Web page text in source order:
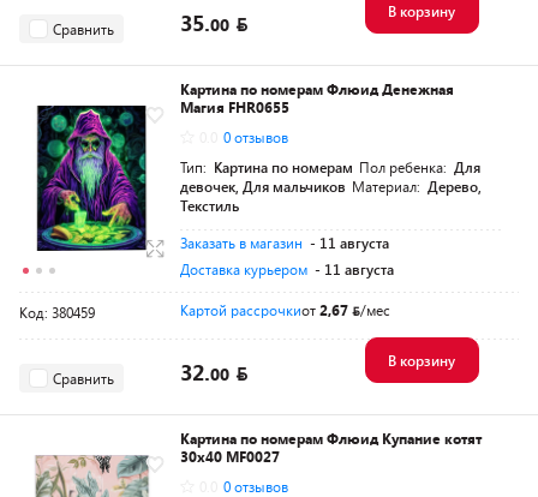
Сравнить 35.00
В корзину
Картина по номерам Флюид Денежная
Магия FHR0655
0 отзывов
Тип: Картина по номерам Пол ребенка: Для
девочек, Для мальчиков Материал: Дерево,
Текстиль
Заказать в магазин - 11 августа
Доставка курьером - 11 августа
Код: 380459 Картой рассрочкиот2,67 /мес
Сравнить 32.00
В корзину
Картина по номерам Флюид Купание котят
30х40 MF0027
0 отзывов